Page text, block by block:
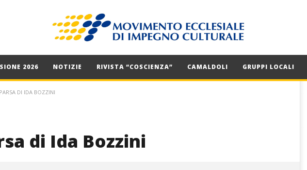
2026 NOTIZIE RIVISTA “COSCIENZA” CAMALDOLI GRUPPI LOCALI
DI IDA BOZZINI
di Ida Bozzini